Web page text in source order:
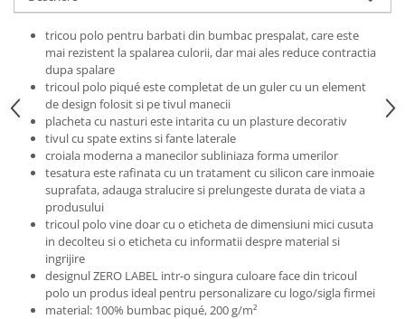
Pentru copii
Pantaloni de lucru cu pieptar
Veste de lucru
Pentru femei
Bluze pentru femei
Fleece-uri
Halate
Jachete / Bluze salopeta
Pantaloni de lucru cu pieptar
Pantaloni de lucru in talie
Tricouri polo
Veste de lucru
tricou polo pentru barbati din bumbac prespalat, care este
mai rezistent la spalarea culorii, dar mai ales reduce contractia
dupa spalare
tricoul polo piqué este completat de un guler cu un element
de design folosit si pe tivul manecii
placheta cu nasturi este intarita cu un plasture decorativ
tivul cu spate extins si fante laterale
croiala moderna a manecilor subliniaza forma umerilor
tesatura este rafinata cu un tratament cu silicon care inmoaie
suprafata, adauga stralucire si prelungeste durata de viata a
produsului
tricoul polo vine doar cu o eticheta de dimensiuni mici cusuta
in decolteu si o eticheta cu informatii despre material si
ingrijire
designul ZERO LABEL intr-o singura culoare face din tricoul
polo un produs ideal pentru personalizare cu logo/sigla firmei
material: 100% bumbac piqué, 200 g/m²